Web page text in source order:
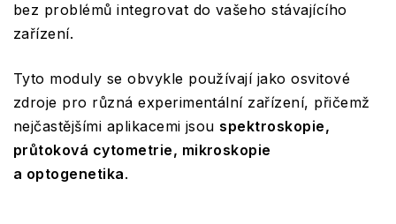
bez problémů integrovat do vašeho stávajícího
zařízení.
Tyto moduly se obvykle používají jako osvitové
zdroje pro různá experimentální zařízení, přičemž
nejčastějšími aplikacemi jsouspektroskopie,
průtoková cytometrie, mikroskopie
a optogenetika.